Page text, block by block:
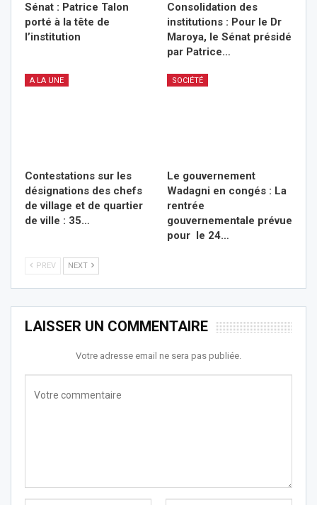
Sénat : Patrice Talon
porté à la tête de
l’institution
Consolidation des
institutions : Pour le Dr
Maroya, le Sénat présidé
par Patrice…
A LA UNE
Contestations sur les
désignations des chefs
de village et de quartier
de ville : 35…
SOCIÉTÉ
Le gouvernement
Wadagni en congés : La
rentrée
gouvernementale prévue
pour le 24…
PREV NEXT
LAISSER UN COMMENTAIRE
Votre adresse email ne sera pas publiée.